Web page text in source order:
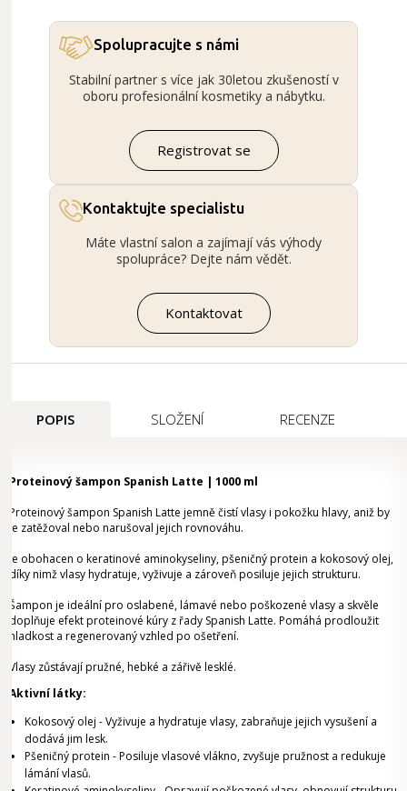
Spolupracujte s námi
Stabilní partner s více jak 30letou zkušeností v
oboru profesionální kosmetiky a nábytku.
Registrovat se
Kontaktujte specialistu
Máte vlastní salon a zajímají vás výhody
spolupráce? Dejte nám vědět.
Kontaktovat
POPIS SLOŽENÍ RECENZE
Proteinový šampon Spanish Latte | 1000 ml
Proteinový šampon Spanish Latte jemně čistí vlasy i pokožku hlavy, aniž by
je zatěžoval nebo narušoval jejich rovnováhu.
Je obohacen o keratinové aminokyseliny, pšeničný protein a kokosový olej,
díky nimž vlasy hydratuje, vyživuje a zároveň posiluje jejich strukturu.
Šampon je ideální pro oslabené, lámavé nebo poškozené vlasy a skvěle
doplňuje efekt proteinové kúry z řady Spanish Latte. Pomáhá prodloužit
hladkost a regenerovaný vzhled po ošetření.
Vlasy zůstávají pružné, hebké a zářivě lesklé.
Aktivní látky:
Kokosový olej - Vyživuje a hydratuje vlasy, zabraňuje jejich vysušení a
dodává jim lesk.
Pšeničný protein - Posiluje vlasové vlákno, zvyšuje pružnost a redukuje
lámání vlasů.